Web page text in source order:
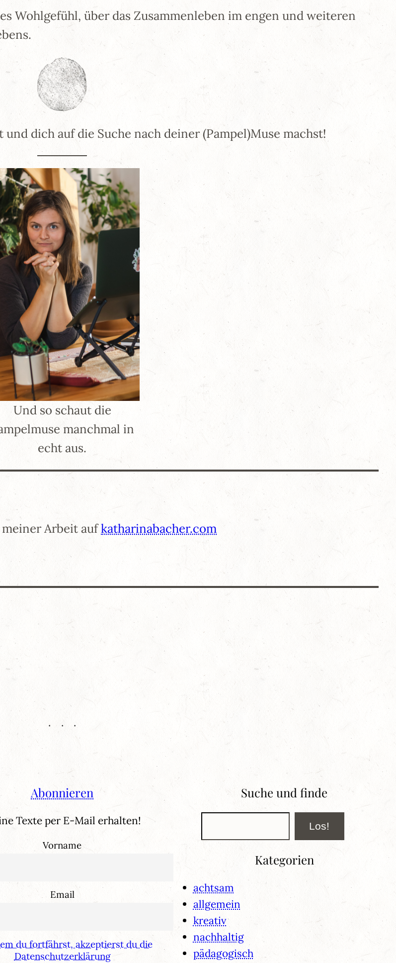
Wohlgefühl, über das Zusammenleben im engen und weiteren
dich auf die Suche nach deiner (Pampel)Muse machst!
Und so schaut die
manchmal in
echt aus.
Arbeit aufkatharinabacher.com
Abonnieren
Texte per E-Mail erhalten!
Vorname
Email
du fortfährst, akzeptierst du die
Datenschutzerklärung
Suche und finde
Los!
Kategorien
achtsam
allgemein
kreativ
nachhaltig
pädagogisch